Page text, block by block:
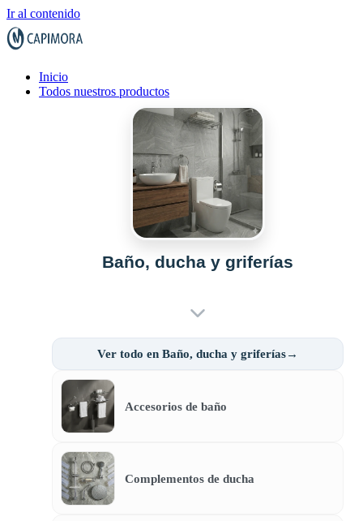
Ir al contenido
Inicio
Todos nuestros productos
Baño, ducha y griferías
Ver todo en Baño, ducha y griferías→
Accesorios de baño
Complementos de ducha